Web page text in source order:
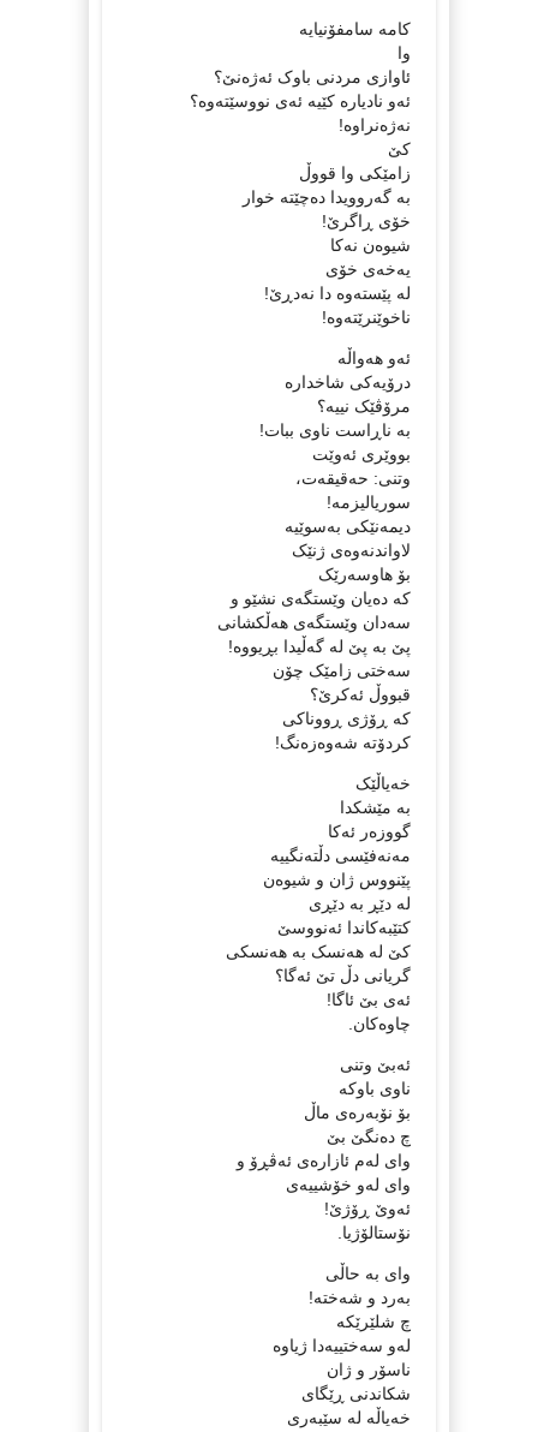
کامە سامفۆنیایە
وا
ئاوازی مردنی باوک ئەژەنێ؟
ئەو نادیارە کێیە ئەی نووسێتەوە؟
نەژەنراوە!
کێ
زامێکی وا قووڵ
بە گەروویدا دەچێتە خوار
خۆی ڕاگرێ!
شیوەن نەکا
یەخەی خۆی
لە پێستەوە دا نەدڕێ!
ناخوێنرێتەوە!
ئەو ھەواڵە
درۆیەکی شاخدارە
مرۆڤێک نییە؟
بە ناڕاست ناوی ببات!
بووێری ئەوێت
وتنی: حەقیقەت،
سوریالیزمە!
دیمەنێکی بەسوێیە
لاواندنەوەی ژنێک
بۆ ھاوسەرێک
کە دەیان وێستگەی نشێو و
سەدان وێستگەی ھەڵکشانی
پێ بە پێ لە گەڵیدا بڕیووە!
سەختی زامێک چۆن
قبووڵ ئەکرێ؟
کە ڕۆژی ڕووناکی
کردۆتە شەوەزەنگ!
خەیاڵێک
بە مێشکدا
گووزەر ئەکا
مەنەفێسی دڵتەنگییە
پێنووس ژان و شیوەن
لە دێڕ بە دێڕی
کتێبەکاندا ئەنووسێ
کێ لە ھەنسک بە ھەنسکی
گریانی دڵ تێ ئەگا؟
ئەی بێ ئاگا!
چاوەکان.
ئەبێ وتنی
ناوی باوکە
بۆ نۆبەرەی ماڵ
چ دەنگێ بێ
وای لەم ئازارەی ئەڤڕۆ و
وای لەو خۆشییەی
ئەوێ ڕۆژێ!
نۆستالۆژیا.
وای بە حاڵی
بەرد و شەختە!
چ شلێرێکە
لەو سەختییەدا ژیاوە
ناسۆر و ژان
شکاندنی ڕێگای
خەیاڵە لە سێبەری